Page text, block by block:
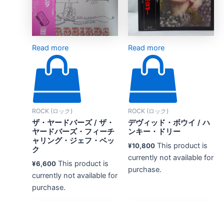
Read more
ROCK (ロック)
ザ・ヤードバーズ / ザ・
ヤードバーズ・フィーチ
ャリング・ジェフ・ベッ
ク
¥6,600 This product is
currently not available for
purchase.
Read more
ROCK (ロック)
デヴィッド・ボウイ ‎/ ハ
ンキー・ドリー
¥10,800 This product is
currently not available for
purchase.